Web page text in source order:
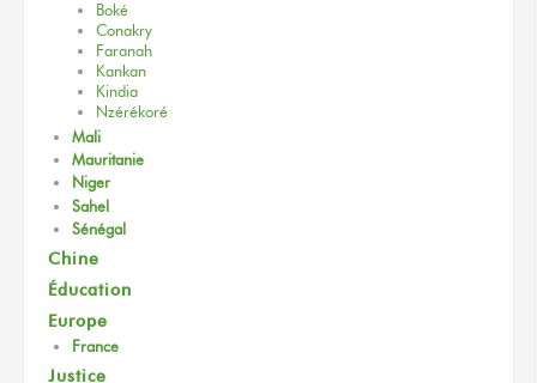
Boké
Conakry
Faranah
Kankan
Kindia
Nzérékoré
Mali
Mauritanie
Niger
Sahel
Sénégal
Chine
Éducation
Europe
France
Justice